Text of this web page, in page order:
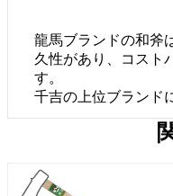
龍馬ブランドの和斧
久性があり、コスト
す。
千吉の上位ブランド